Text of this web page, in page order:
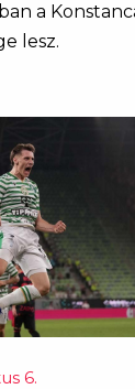
a
lesz.
6.